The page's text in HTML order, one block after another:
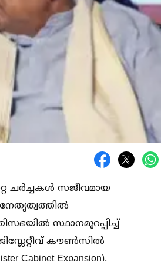
ചർച്ചകള്‍ സജീവമായ
നേതൃത്വത്തില്‍
സ്ഥാനമുറപ്പിച്ച്‌
കൗണ്‍സില്‍